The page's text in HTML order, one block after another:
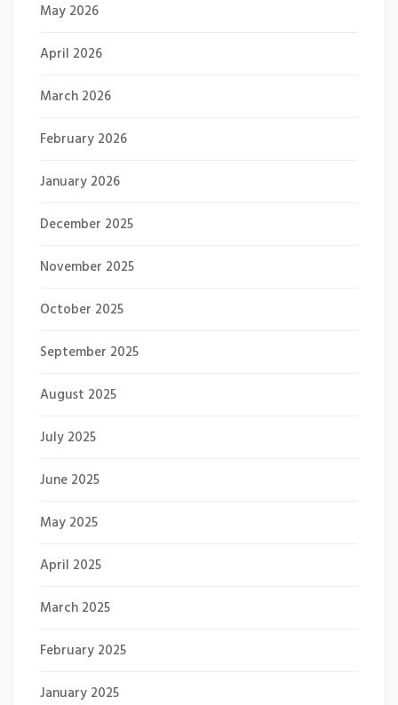
May 2026
April 2026
March 2026
February 2026
January 2026
December 2025
November 2025
October 2025
September 2025
August 2025
July 2025
June 2025
May 2025
April 2025
March 2025
February 2025
January 2025